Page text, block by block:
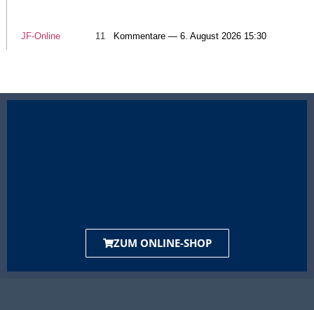
JF-Online 11 Kommentare — 6. August 2026 15:30
ZUM ONLINE-SHOP